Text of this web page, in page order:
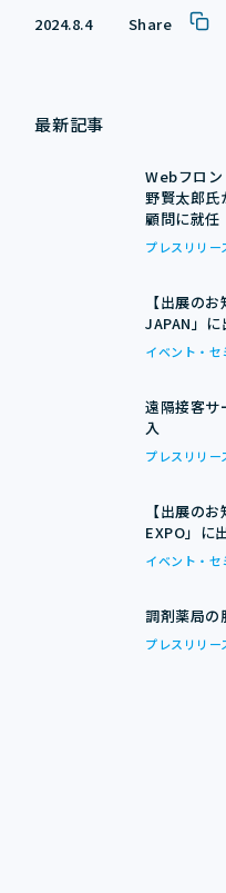
2024.8.4 Share
最新記事
Webフロ
野賢太郎氏
顧問に就任
プレスリリー
【出展の
JAPAN」
イベント・セ
遠隔接客サ
入
プレスリリー
【出展の
EXPO」に
イベント・セ
調剤薬局の
プレスリリー